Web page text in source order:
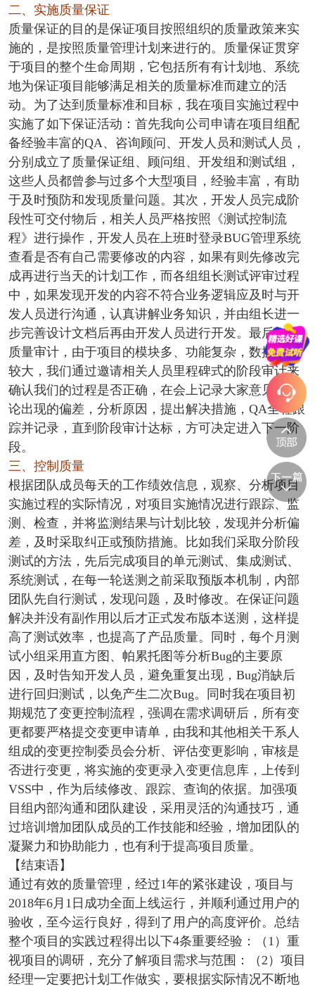
二、实施质量保证
质量保证的目的是保证项目按照组织的质量政策来实
施的，是按照质量管理计划来进行的。质量保证贯穿
于项目的整个生命周期，它包括所有有计划地、系统
地为保证项目能够满足相关的质量标准而建立的活
动。为了达到质量标准和目标，我在项目实施过程中
实施了如下保证活动：首先我向公司申请在项目组配
备经验丰富的QA、咨询顾问、开发人员和测试人员，
分别成立了质量保证组、顾问组、开发组和测试组，
这些人员都曾参与过多个大型项目，经验丰富，有助
于及时预防和发现质量问题。其次，开发人员完成阶
段性可交付物后，相关人员严格按照《测试控制流
程》进行操作，开发人员在上班时登录BUG管理系统
查看是否有自己需要修改的内容，如果有则先修改完
成再进行当天的计划工作，而各组组长测试评审过程
中，如果发现开发的内容不符合业务逻辑应及时与开
发人员迸行沟通，认真讲解业务知识，并由组长进一
步完善设计文档后再由开发人员进行开发。最后加强
质量审计，由于项目的模块多、功能复杂，数据量比
较大，我们通过邀请相关人员里程碑式的阶段审计来
确认我们的过程是否正确，在会上记录大家意见，讨
论出现的偏差，分析原因，提出解决措施，QA全程跟
踪并记录，直到阶段审计达标，方可决定进入下一阶
段。
三、控制质量
根据团队成员每天的工作绩效信息，观察、分析项目
实施过程的实际情况，对项目实施情况进行跟踪、监
测、检查，并将监测结果与计划比较，发现并分析偏
差，及时采取纠正或预防措施。比如我们采取分阶段
测试的方法，先后完成项目的单元测试、集成测试、
系统测试，在每一轮送测之前采取预版本机制，内部
团队先自行测试，发现问题，及时修改。在保证问题
解决并没有副作用以后才正式发布版本送测，这样提
高了测试效率，也提高了产品质量。同时，每个月测
试小组采用直方图、帕累托图等分析Bug的主要原
因，及时告知开发人员，避免重复出现，Bug消缺后
进行回归测试，以免产生二次Bug。同时我在项目初
期规范了变更控制流程，强调在需求调研后，所有变
更都要严格提交变更申请单，由我和其他相关干系人
组成的变更控制委员会分析、评估变更影响，审核是
否进行变更，将实施的变更录入变更信息库，上传到
VSS中，作为后续修改、跟踪、查询的依据。加强项
目组内部沟通和团队建设，采用灵活的沟通技巧，通
过培训增加团队成员的工作技能和经验，增加团队的
凝聚力和协助能力，也有利于提高项目质量。
【结束语】
通过有效的质量管理，经过1年的紧张建设，项目与
2018年6月1日成功全面上线运行，并顺利通过用户的
验收，至今运行良好，得到了用户的高度评价。总结
整个项目的实践过程得出以下4条重要经验：（1）重
视项目的调研，充分了解项目需求与范围：（2）项目
经理一定要把计划工作做实，要根据实际情况不断地